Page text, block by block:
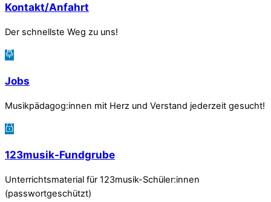
Kontakt/Anfahrt
Der schnellste Weg zu uns!
Jobs
Musikpädagog:innen mit Herz und Verstand jederzeit gesucht!
123musik-Fundgrube
Unterrichtsmaterial für 123musik-Schüler:innen
(passwortgeschützt)